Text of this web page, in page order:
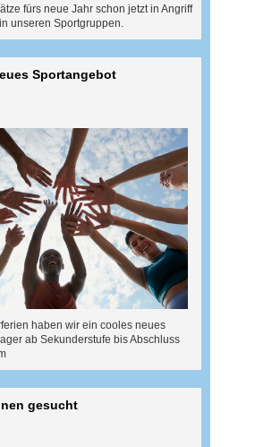
fürs neue Jahr schon jetzt in Angriff
unseren Sportgruppen.
Sportangebot
haben wir ein cooles neues
ab Sekunderstufe bis Abschluss
gesucht